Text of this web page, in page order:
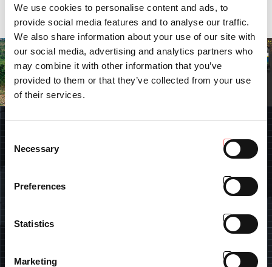
We use cookies to personalise content and ads, to
provide social media features and to analyse our traffic.
We also share information about your use of our site with
our social media, advertising and analytics partners who
may combine it with other information that you’ve
provided to them or that they’ve collected from your use
of their services.
Consent
Selection
Necessary
Preferences
Statistics
Marketing
vorgerüstet, der Kennzeichenschildträger kann herab geklappt
werden und die Rückspiegel sind verstellbar.
Schreiben Sie hier Ihre Daten und suchen Sie der Antonio